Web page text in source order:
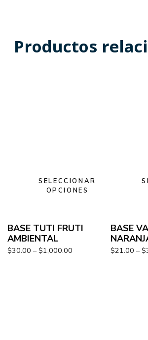
Productos
SELECCIONAR
OPCIONES
BASE TUTI FRUTI
AMBIENTAL
$30.00 – $1,000.00
BASE
$21.00 – $